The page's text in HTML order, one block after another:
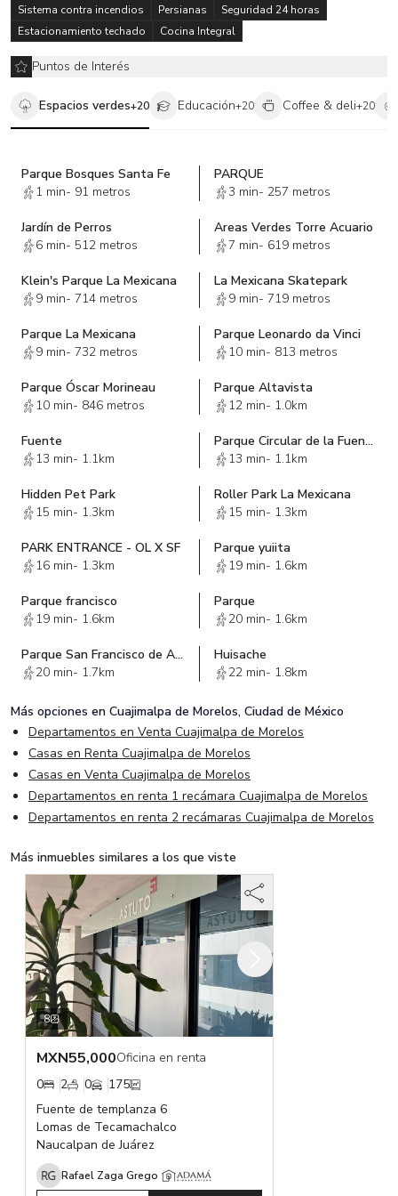
Sistema contra incendios
Persianas
Seguridad 24 horas
Estacionamiento techado
Cocina Integral
Puntos de Interés
Espacios verdes+20 Educación+20 Coffee & deli+20
Parque Bosques Santa Fe
1 min- 91 metros
PARQUE
3 min- 257 metros
Jardín de Perros
6 min- 512 metros
Areas Verdes Torre Acuario
7 min- 619 metros
Klein's Parque La Mexicana
9 min- 714 metros
La Mexicana Skatepark
9 min- 719 metros
Parque La Mexicana
9 min- 732 metros
Parque Leonardo da Vinci
10 min- 813 metros
Parque Óscar Morineau
10 min- 846 metros
Parque Altavista
12 min- 1.0km
Fuente
13 min- 1.1km
Parque Circular de la Fuente
13 min- 1.1km
Hidden Pet Park
15 min- 1.3km
Roller Park La Mexicana
15 min- 1.3km
PARK ENTRANCE - OL X SF
16 min- 1.3km
Parque yuiita
19 min- 1.6km
Parque francisco
19 min- 1.6km
Parque
20 min- 1.6km
Parque San Francisco de Asis
20 min- 1.7km
Huisache
22 min- 1.8km
Más opciones en Cuajimalpa de Morelos, Ciudad de México
Departamentos en Venta Cuajimalpa de Morelos
Casas en Renta Cuajimalpa de Morelos
Casas en Venta Cuajimalpa de Morelos
Departamentos en renta 1 recámara Cuajimalpa de Morelos
Departamentos en renta 2 recámaras Cuajimalpa de Morelos
Más inmuebles similares a los que viste
8
MXN55,000Oficina en renta
0
2 0
175
Fuente de templanza 6
Lomas de Tecamachalco
Naucalpan de Juárez
Rafael Zaga Grego